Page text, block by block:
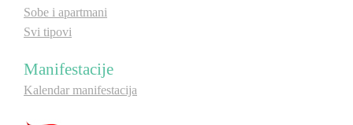
Sobe i apartmani
Svi tipovi
Manifestacije
Kalendar manifestacija